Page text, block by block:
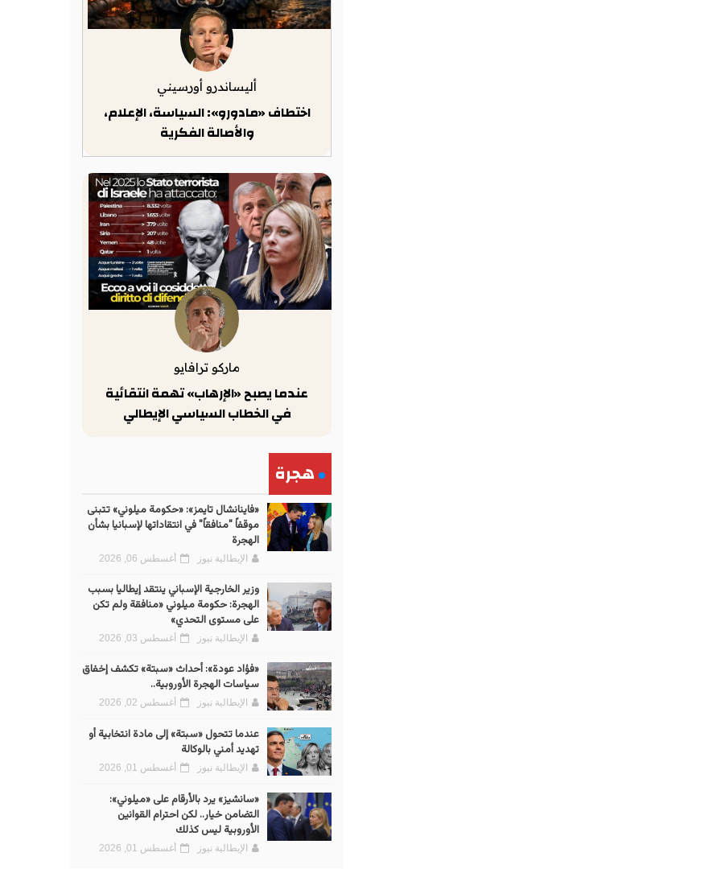
أليساندرو أورسيني
اختطاف «مادورو»: السياسة، الإعلام،
والأصالة الفكرية
ماركو ترافايو
عندما يصبح «الإرهاب» تهمة انتقائية
في الخطاب السياسي الإيطالي
هجرة
«فاينانشال تايمز»: «حكومة ميلوني» تتبنى
موقفاً "منافقاً" في انتقاداتها لإسبانيا بشأن
الهجرة
الإيطالية نيوز أغسطس 06, 2026
وزير الخارجية الإسباني ينتقد إيطاليا بسبب
الهجرة: حكومة ميلوني «منافقة ولم تكن
على مستوى التحدي»
الإيطالية نيوز أغسطس 03, 2026
«فؤاد عودة»: أحداث «سبتة» تكشف إخفاق
سياسات الهجرة الأوروبية..
الإيطالية نيوز أغسطس 02, 2026
عندما تتحول «سبتة» إلى مادة انتخابية أو
تهديد أمني بالوكالة
الإيطالية نيوز أغسطس 01, 2026
«سانشيز» يرد بالأرقام على «ميلوني»:
التضامن خيار.. لكن احترام القوانين
الأوروبية ليس كذلك
الإيطالية نيوز أغسطس 01, 2026